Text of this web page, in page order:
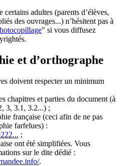
adultes (parents d’élèves,
des ouvrages...) n’hésitent pas à
" si vous diffusez
et d’orthographe
doivent respecter un minimum
chapitres et parties du document (à
3, 3.1, 3.2...) ;
française (ceci afin de ne pas
farfelues) :
;
ont été simplifiées. Vous
sur le dite dédié :
.